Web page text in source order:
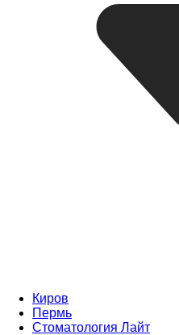
Киров
Пермь
Стоматология Лайт